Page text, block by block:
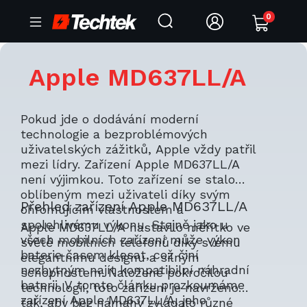
0
Apple MD637LL/A
Pokud jde o dodávání moderní
technologie a bezproblémových
uživatelských zážitků, Apple vždy patřil
mezi lídry. Zařízení Apple MD637LL/A
není výjimkou. Toto zařízení se stalo
oblíbeným mezi uživateli díky svým
ohromujícím vlastnostem a
spolehlivému výkonu. Stejně jako u
všech mobilních zařízení může výkon
baterie časem klesat, což činí
nezbytným najít kompatibilní náhradní
baterii. V tomto článku prozkoumáme
zařízení Apple MD637LL/A, jeho
Přehled zařízení Apple MD637LL/A
Apple MD637LL/A nastavilo měřítko ve
světě mobilních telefonů díky svému
elegantnímu designu a silným
schopnostem. Naložené pokročilou
technologií, toto zařízení je navrženo
tak, aby bez námahy zvládalo různé